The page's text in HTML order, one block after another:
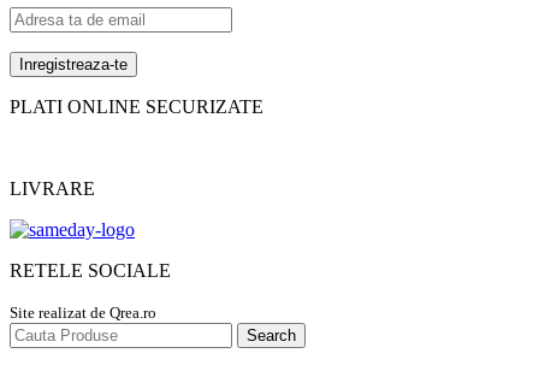
PLATI ONLINE SECURIZATE
LIVRARE
RETELE SOCIALE
Site realizat de Qrea.ro
Search